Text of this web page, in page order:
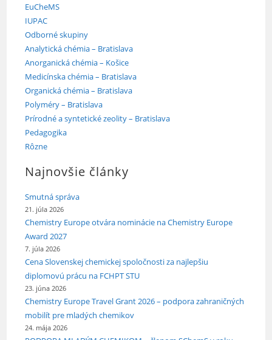
EuCheMS
IUPAC
Odborné skupiny
Analytická chémia – Bratislava
Anorganická chémia – Košice
Medicínska chémia – Bratislava
Organická chémia – Bratislava
Polyméry – Bratislava
Prírodné a syntetické zeolity – Bratislava
Pedagogika
Rôzne
Najnovšie články
Smutná správa
21. júla 2026
Chemistry Europe otvára nominácie na Chemistry Europe
Award 2027
7. júla 2026
Cena Slovenskej chemickej spoločnosti za najlepšiu
diplomovú prácu na FCHPT STU
23. júna 2026
Chemistry Europe Travel Grant 2026 – podpora zahraničných
mobilít pre mladých chemikov
24. mája 2026